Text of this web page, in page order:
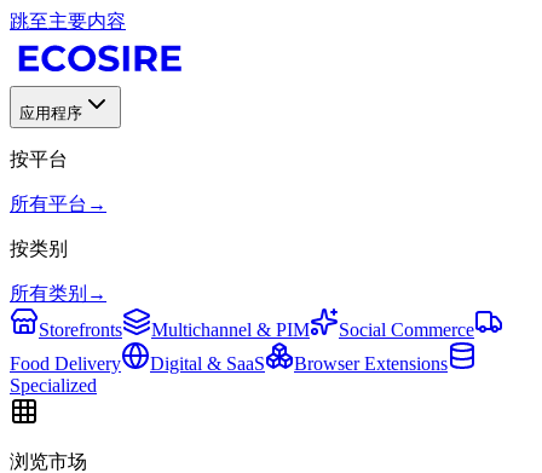
跳至主要内容
应用程序
按平台
所有平台 →
按类别
所有类别 →
Storefronts
Multichannel & PIM
Social Commerce
Food Delivery
Digital & SaaS
Browser Extensions
Specialized
浏览市场